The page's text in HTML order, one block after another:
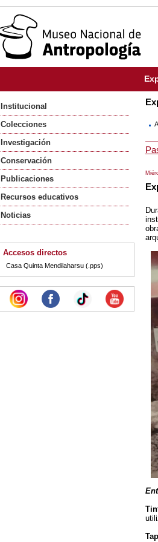
Institucional
Colecciones
Investigación
Conservación
Publicaciones
Recursos educativos
Noticias
Accesos directos
Casa Quinta Mendilaharsu (.pps)